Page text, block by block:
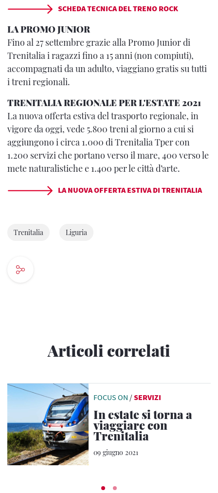
SCHEDA TECNICA DEL TRENO ROCK
LA PROMO JUNIOR
Fino al 27 settembre grazie alla Promo Junior di
Trenitalia i ragazzi fino a 15 anni (non compiuti),
accompagnati da un adulto, viaggiano gratis su tutti
i treni regionali.
TRENITALIA REGIONALE PER L'ESTATE 2021
La nuova offerta estiva del trasporto regionale, in
vigore da oggi, vede 5.800 treni al giorno a cui si
aggiungono i circa 1.000 di Trenitalia Tper con
1.200 servizi che portano verso il mare, 400 verso le
mete naturalistiche e 1.400 per le città d’arte.
LA NUOVA OFFERTA ESTIVA DI TRENITALIA
Trenitalia Liguria
Articoli correlati
FOCUS ON /SERVIZI
In estate si torna a
viaggiare con
Trenitalia
09 giugno 2021